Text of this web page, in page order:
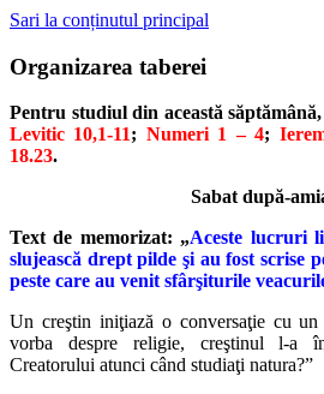
Sari la conținutul principal
Organizarea taberei
Pentru studiul din această
Levitic 10,1-11; Numeri 1 – 4;
18.23.
Sabat după-
Text de memorizat: „Aceste lucruri
slujească drept pilde şi au fost scrise
peste care au venit sfârşiturile
Un creştin iniţiază o conversaţie cu
vorba despre religie, creştinul l-a
Creatorului atunci când studiaţi natura?”